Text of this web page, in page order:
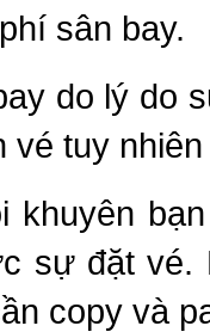
sân bay.
do lý do
vé tuy
khuyên
sự đặt vé.
copy và